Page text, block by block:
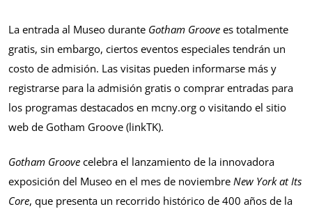
La entrada al Museo durante Gotham Groove es totalmente
gratis, sin embargo, ciertos eventos especiales tendrán un
costo de admisión. Las visitas pueden informarse más y
registrarse para la admisión gratis o comprar entradas para
los programas destacados en mcny.org o visitando el sitio
web de Gotham Groove (linkTK).
Gotham Groove celebra el lanzamiento de la innovadora
exposición del Museo en el mes de noviembre New York at Its
Core, que presenta un recorrido histórico de 400 años de la